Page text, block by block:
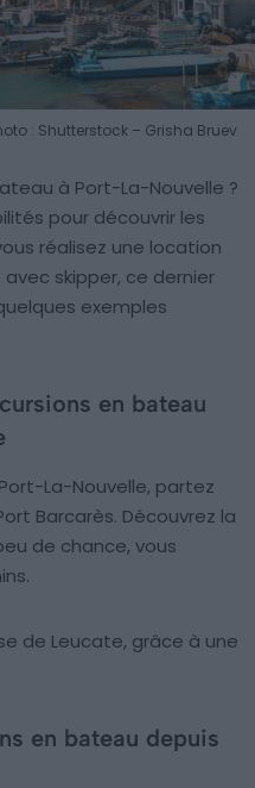
: Shutterstock – Grisha Bruev
à Port-La-Nouvelle ?
pour découvrir les
réalisez une location
skipper, ce dernier
exemples
en bateau
La-Nouvelle, partez
Barcarès. Découvrez la
de chance, vous
de Leucate, grâce à une
en bateau depuis